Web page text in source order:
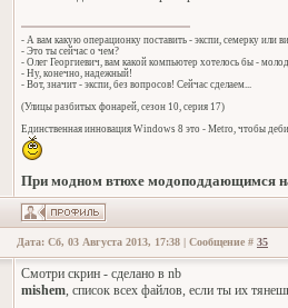
- А вам какую операционку поставить - экспи, семерку или
- Это ты сейчас о чем?
- Олег Георгиевич, вам какой компьютер хотелось бы -
- Ну, конечно, надежный!
- Вот, значит - экспи, без вопросов! Сейчас сделаем...
(Улицы разбитых фонарей, сезон 10, серия 17)
Единственная инновация Windows 8 это - Metro, чтобы
При модном втюхе модоподдающимся
Дата: Сб, 03 Августа 2013, 17:38 | Сообщение # 35
Смотри скрин - сделано в nb
mishem, список всех файлов, если ты их